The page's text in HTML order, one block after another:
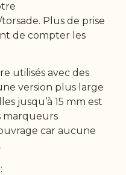
Plus de prise
de compter les
utilisés avec des
version plus large
jusqu’à 15 mm est
marqueurs
car aucune